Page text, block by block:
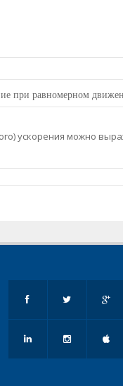
при равномерном
ускорения можно